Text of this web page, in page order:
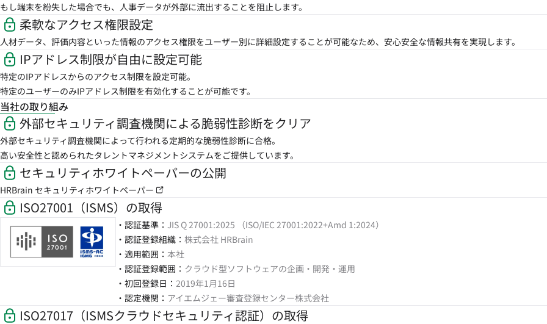
もし端末を紛失した場合でも、人事データが外部に流出することを阻止します。
柔軟なアクセス権限設定
人材データ、評価内容といった情報のアクセス権限をユーザー別に詳細設定することが可能なため、安心安全な情報共有を実現します。
IPアドレス制限が自由に設定可能
特定のIPアドレスからのアクセス制限を設定可能。
特定のユーザーのみIPアドレス制限を有効化することが可能です。
当社の取り組み
外部セキュリティ調査機関による脆弱性診断をクリア
外部セキュリティ調査機関によって行われる定期的な脆弱性診断に合格。
高い安全性と認められたタレントマネジメントシステムをご提供しています。
セキュリティホワイトペーパーの公開
HRBrain セキュリティホワイトペーパー
ISO27001（ISMS）の取得
・認証基準： JIS Q 27001:2025 （ISO/IEC 27001:2022+Amd 1:2024）
・認証登録組織： 株式会社 HRBrain
・適用範囲： 本社
・認証登録範囲： クラウド型ソフトウェアの企画・開発・運用
・初回登録日： 2019年1月16日
・認定機関： アイエムジェー審査登録センター株式会社
ISO27017（ISMSクラウドセキュリティ認証）の取得